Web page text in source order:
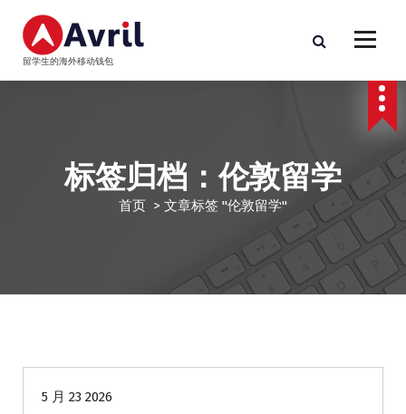
留学生的海外移动钱包
标签归档：伦敦留学
首页 > 文章标签 "伦敦留学"
5 月 23 2026